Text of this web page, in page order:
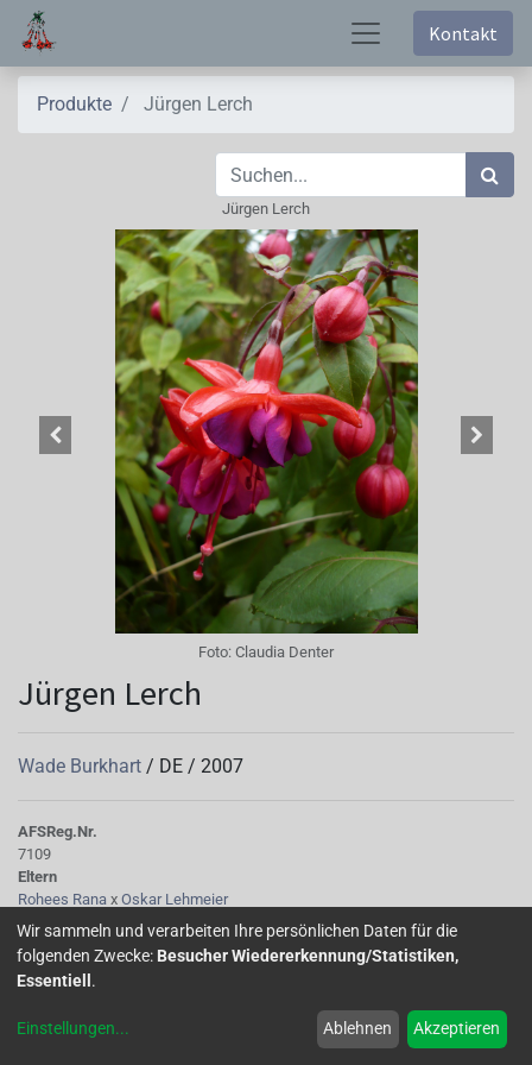
Kontakt
Produkte Jürgen Lerch
Jürgen Lerch
Foto: Claudia Denter
Jürgen Lerch
Wade Burkhart / DE / 2007
AFSReg.Nr.
7109
Eltern
Rohees Rana x Oskar Lehmeier
Kinder
Botanischer Garten Augsburg
Tubus
kurz, lilarot 52A
breit, fest, lilarot 52A
Wir sammeln und verarbeiten Ihre persönlichen Daten für die
folgenden Zwecke: Besucher Wiedererkennung/Statistiken,
Essentiell .
Einstellungen... Ablehnen Akzeptieren